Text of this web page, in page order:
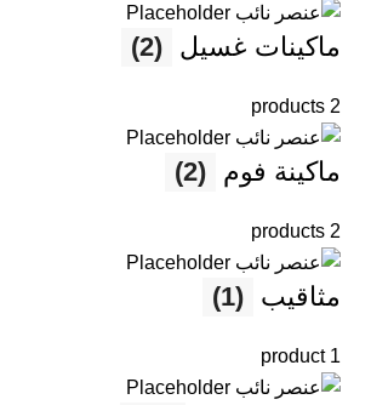
ماكينات غسيل (2)
2 products
ماكينة فوم (2)
2 products
مثاقيب (1)
1 product